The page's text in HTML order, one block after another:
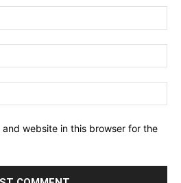
and website in this browser for the